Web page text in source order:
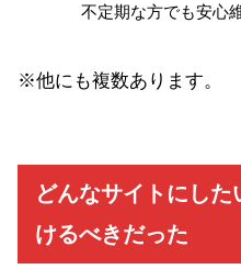
不定期な方でも安心
※他にも複数あります。
どんなサイトにし
けるべきだった